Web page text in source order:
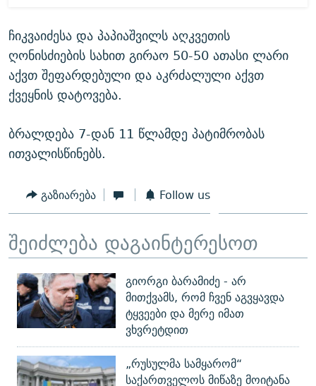
ჩიკვაიძესა და პაპიაშვილს აღკვეთის
ღონისძიების სახით გირაო 50-50 ათასი ლარი
აქვთ შეფარდებული და აკრძალული აქვთ
ქვეყნის დატოვება.
ბრალდება 7-დან 11 წლამდე პატიმრობას
ითვალისწინებს.
გაზიარება Follow us
შეიძლება დაგაინტერესოთ
გიორგი ბარამიძე - არ
მითქვამს, რომ ჩვენ აგვყავდა
ტყვეები და მერე იმათ
ვხვრეტდით
„რუსულმა სამყარომ“
საქართველოს მიწაზე მოიტანა